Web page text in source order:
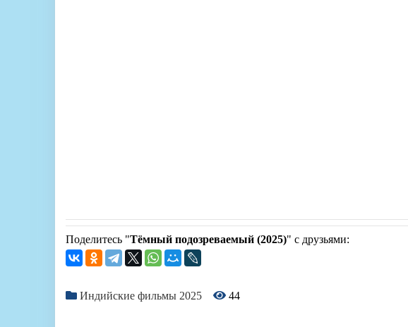
Поделитесь "Тёмный подозреваемый (2025)" с друзьями:
Индийские фильмы 2025 44